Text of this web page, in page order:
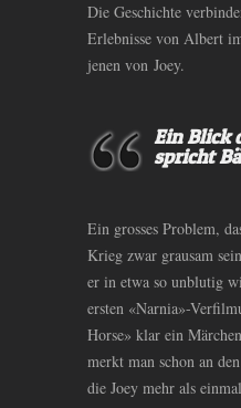
Die Geschichte
Erlebnisse von Albert
jenen von Joey.
Ein Blick
spricht
Ein grosses Problem,
Krieg zwar grausam
er in etwa so unblutig
ersten «Narnia»-
Horse» klar ein
merkt man schon an
die Joey mehr als